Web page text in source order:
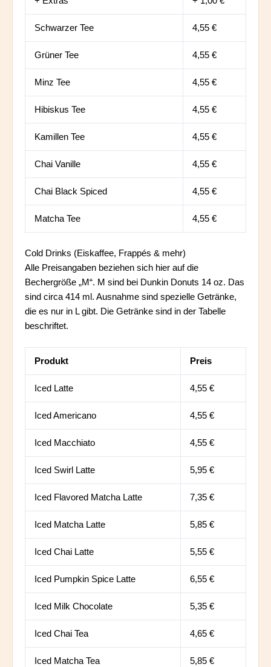
Schwarzer Tee 4,55 €
Grüner Tee 4,55 €
Minz Tee 4,55 €
Hibiskus Tee 4,55 €
Kamillen Tee 4,55 €
Chai Vanille 4,55 €
Chai Black Spiced 4,55 €
Matcha Tee 4,55 €
Cold Drinks (Eiskaffee, Frappés & mehr)
Alle Preisangaben beziehen sich hier auf die
Bechergröße „M“. M sind bei Dunkin Donuts 14 oz. Das
sind circa 414 ml. Ausnahme sind spezielle Getränke,
die es nur in L gibt. Die Getränke sind in der Tabelle
beschriftet.
Produkt Preis
Iced Latte 4,55 €
Iced Americano 4,55 €
Iced Macchiato 4,55 €
Iced Swirl Latte 5,95 €
Iced Flavored Matcha Latte 7,35 €
Iced Matcha Latte 5,85 €
Iced Chai Latte 5,55 €
Iced Pumpkin Spice Latte 6,55 €
Iced Milk Chocolate 5,35 €
Iced Chai Tea 4,65 €
Iced Matcha Tea 5,85 €